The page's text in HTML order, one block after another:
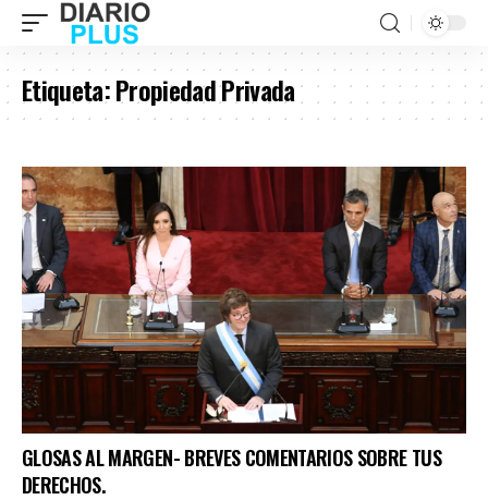
Etiqueta:Propiedad Privada
GLOSAS AL MARGEN- BREVES COMENTARIOS SOBRE TUS
DERECHOS.